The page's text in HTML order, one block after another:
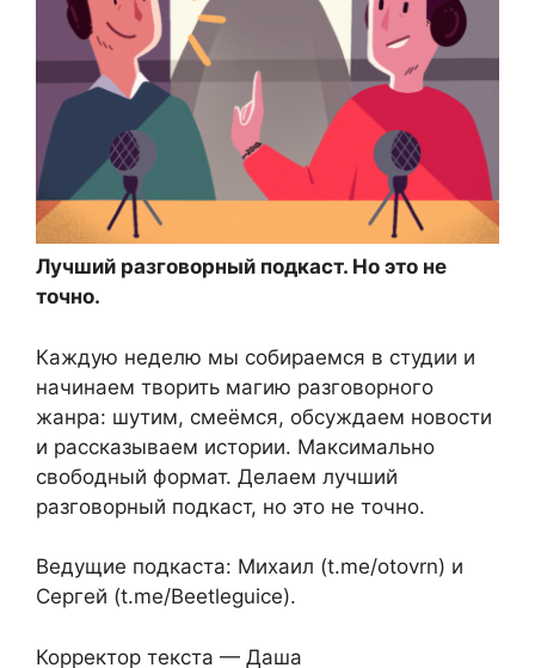
Лучший разговорный подкаст. Но это не
точно.
Каждую неделю мы собираемся в студии и
начинаем творить магию разговорного
жанра: шутим, смеёмся, обсуждаем новости
и рассказываем истории. Максимально
свободный формат. Делаем лучший
разговорный подкаст, но это не точно.
Ведущие подкаста: Михаил (t.me/otovrn) и
Сергей (t.me/Beetleguice).
Корректор текста — Даша